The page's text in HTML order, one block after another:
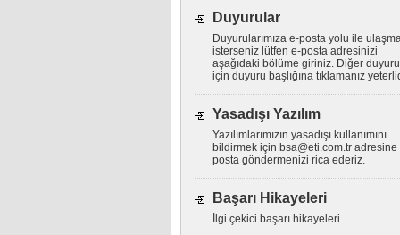
Duyurular
Duyurularımıza e-posta yolu ile
isterseniz lütfen e-posta adresinizi
aşağıdaki bölüme giriniz. Diğer
için duyuru başlığına tıklamanız
Yasadışı Yazılım
Yazılımlarımızın yasadışı kullanımını
bildirmek için bsa@eti.com.tr adresine
posta göndermenizi rica ederiz.
Başarı Hikayeleri
İlgi çekici başarı hikayeleri.